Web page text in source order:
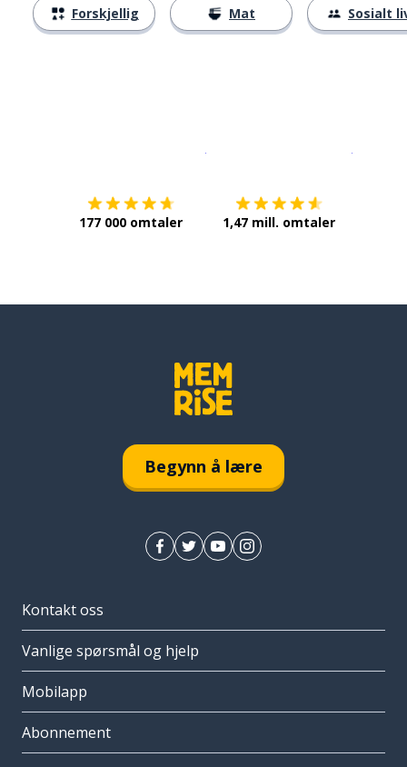
Forskjellig Mat Sosialt
177 000 omtaler 1,47 mill. omtaler
Begynn å lære
Kontakt oss
Vanlige spørsmål og hjelp
Mobilapp
Abonnement